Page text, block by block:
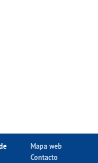
Mapa web
Contacto